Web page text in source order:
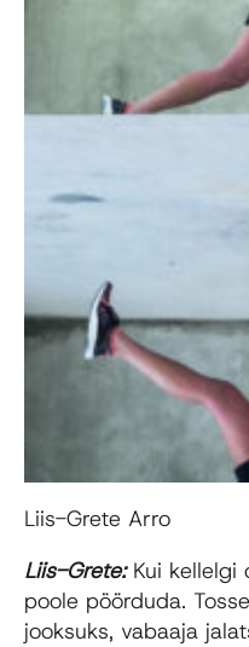
Liis-Grete Arro
Liis-Grete:Kui kellelgi
poole pöörduda.
jooksuks, vabaaja